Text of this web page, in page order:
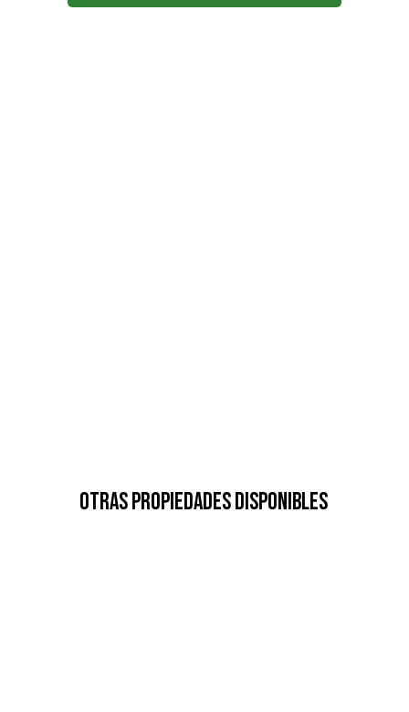
Otras Propiedades Disponibles